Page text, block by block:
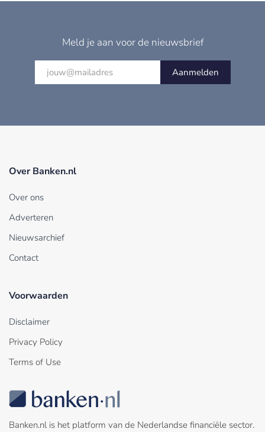
Meld je aan voor de nieuwsbrief
Aanmelden
Over Banken.nl
Over ons
Adverteren
Nieuwsarchief
Contact
Voorwaarden
Disclaimer
Privacy Policy
Terms of Use
Banken.nl is het platform van de Nederlandse financiële sector.